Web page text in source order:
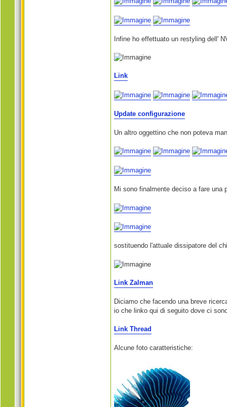
Infine ho effettuato un restyling dell'
Link
Update configurazione
Un altro oggettino che non poteva
Mi sono finalmente deciso a fare una
sostituendo l'attuale dissipatore del
Link Zalman
Diciamo che facendo una breve
io che linko qui di seguito dove ci
Link Thread
Alcune foto caratteristiche: